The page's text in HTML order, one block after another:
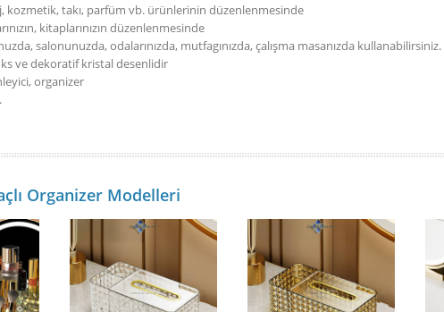
kozmetik, takı, parfüm vb. ürünlerinin düzenlenmesinde
kitaplarınızın düzenlenmesinde
salonunuzda, odalarınızda, mutfagınızda, çalışma masanızda kullanabilirsiniz.
ve dekoratif kristal desenlidir
organizer
Organizer Modelleri